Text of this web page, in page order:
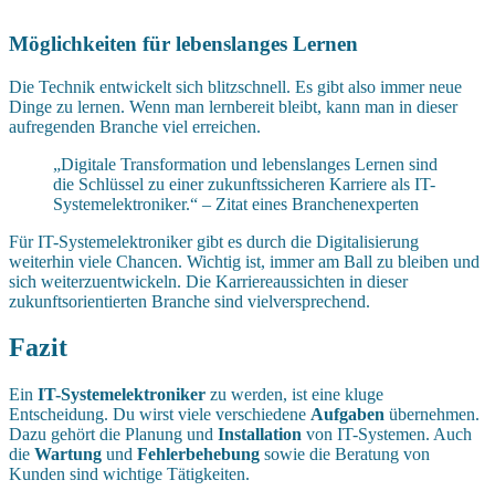
Möglichkeiten für lebenslanges Lernen
Die Technik entwickelt sich blitzschnell. Es gibt also immer neue
Dinge zu lernen. Wenn man lernbereit bleibt, kann man in dieser
aufregenden Branche viel erreichen.
„Digitale Transformation und lebenslanges Lernen sind
die Schlüssel zu einer zukunftssicheren Karriere als IT-
Systemelektroniker.“ – Zitat eines Branchenexperten
Für IT-Systemelektroniker gibt es durch die Digitalisierung
weiterhin viele Chancen. Wichtig ist, immer am Ball zu bleiben und
sich weiterzuentwickeln. Die Karriereaussichten in dieser
zukunftsorientierten Branche sind vielversprechend.
Fazit
Ein IT-Systemelektroniker zu werden, ist eine kluge
Entscheidung. Du wirst viele verschiedene Aufgaben übernehmen.
Dazu gehört die Planung und Installation von IT-Systemen. Auch
die Wartung und Fehlerbehebung sowie die Beratung von
Kunden sind wichtige Tätigkeiten.